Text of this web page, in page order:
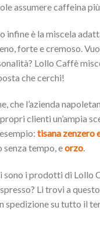
assumere caffeina
infine è la miscela
forte e cremoso.
Lollo Caffè
che cerchi!
che l’azienda
clienti un’ampia
tisana zenzero
senza tempo, eorzo.
sono i prodotti di Lollo
Li trovi a questo
spedizione su tutto il